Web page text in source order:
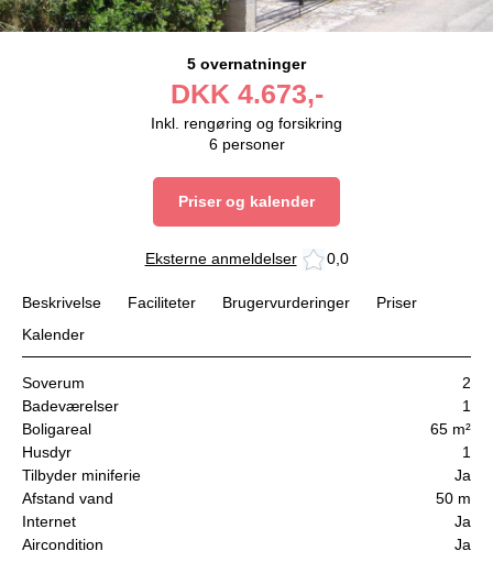
5 overnatninger
DKK 4.673,-
Inkl. rengøring og forsikring
6 personer
Priser og kalender
Eksterne anmeldelser 0,0
Beskrivelse Faciliteter Brugervurderinger
Priser
Kalender
Soverum
2
Badeværelser
1
Boligareal
65 m²
Husdyr
1
Tilbyder miniferie
Ja
Afstand vand
50 m
Internet
Ja
Aircondition
Ja